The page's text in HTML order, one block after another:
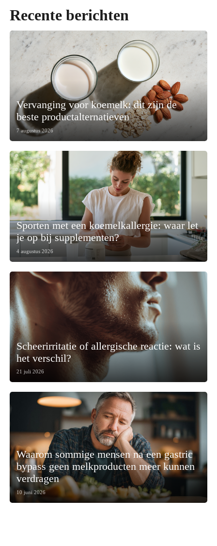
Recente berichten
Vervanging voor koemelk: dit zijn de
beste productalternatieven
7 augustus 2026
Sporten met een koemelkallergie: waar let
je op bij supplementen?
4 augustus 2026
Scheerirritatie of allergische reactie: wat is
het verschil?
21 juli 2026
Waarom sommige mensen na een gastric
bypass geen melkproducten meer kunnen
verdragen
10 juni 2026